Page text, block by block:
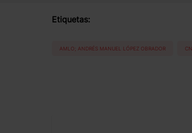
Etiquetas:
AMLO; ANDRÉS MANUEL LÓPEZ OBRADOR